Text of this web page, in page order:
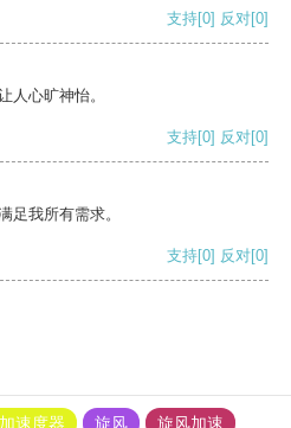
支持[0] 反对[0]
人心旷神怡。
支持[0] 反对[0]
足我所有需求。
支持[0] 反对[0]
速度器 旋风
旋风加速